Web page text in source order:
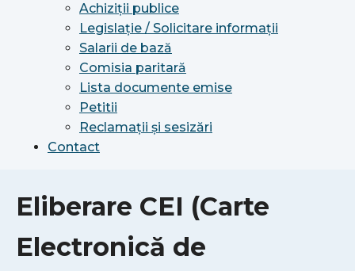
Achiziții publice
Legislație / Solicitare informații
Salarii de bază
Comisia paritară
Lista documente emise
Petitii
Reclamații și sesizări
Contact
Eliberare CEI (Carte
Electronică de